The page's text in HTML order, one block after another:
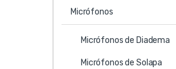
Micrófonos
Micrófonos de Diadema
Micrófonos de Solapa